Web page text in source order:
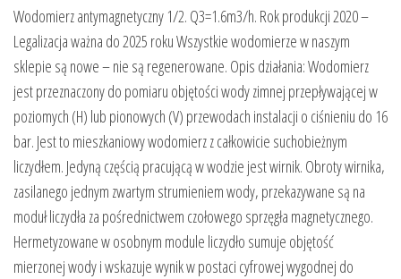
Wodomierz antymagnetyczny 1/2. Q3=1.6m3/h. Rok produkcji 2020 –
Legalizacja ważna do 2025 roku Wszystkie wodomierze w naszym
sklepie są nowe – nie są regenerowane. Opis działania: Wodomierz
jest przeznaczony do pomiaru objętości wody zimnej przepływającej w
poziomych (H) lub pionowych (V) przewodach instalacji o ciśnieniu do 16
bar. Jest to mieszkaniowy wodomierz z całkowicie suchobieżnym
liczydłem. Jedyną częścią pracującą w wodzie jest wirnik. Obroty wirnika,
zasilanego jednym zwartym strumieniem wody, przekazywane są na
moduł liczydła za pośrednictwem czołowego sprzęgła magnetycznego.
Hermetyzowane w osobnym module liczydło sumuje objętość
mierzonej wody i wskazuje wynik w postaci cyfrowej wygodnej do